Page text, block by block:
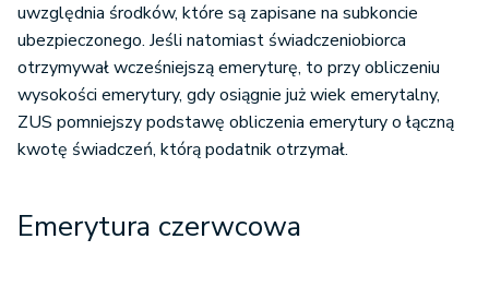
uwzględnia środków, które są zapisane na subkoncie
ubezpieczonego. Jeśli natomiast świadczeniobiorca
otrzymywał wcześniejszą emeryturę, to przy obliczeniu
wysokości emerytury, gdy osiągnie już wiek emerytalny,
ZUS pomniejszy podstawę obliczenia emerytury o łączną
kwotę świadczeń, którą podatnik otrzymał.
Emerytura czerwcowa